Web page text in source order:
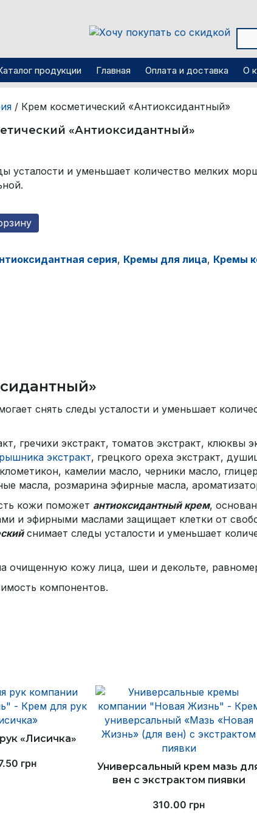
продукции Главная Оплата и доставка О
/ Крем косметический «Антиоксидантный»
«Антиоксидантный»
усталости и уменьшает количество мелких
серия, Кремы для лица, Кремы
снять следы усталости и уменьшает
гречихи экстракт, томатов экстракт, клюквы
экстракт, грецкого ореха экстракт,
камелии масло, черники масло,
масла, розмарина эфирные масла,
кожи поможет антиоксидантный крем,
и эфирными маслами защищает клетки от
снимает следы усталости и уменьшает
очищенную кожу лица, шеи и декольте,
компонентов.
«Лисичка»
грн
Универсальный крем мазь
вен с экстрактом пиявки
310.00 грн